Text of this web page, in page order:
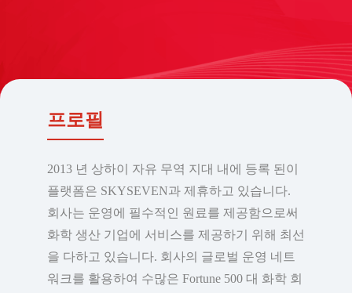
프로필
2013 년 상하이 자유 무역 지대 내에 등록 된이
플랫폼은 SKYSEVEN과 제휴하고 있습니다.
회사는 운영에 필수적인 원료를 제공함으로써
화학 생산 기업에 서비스를 제공하기 위해 최선
을 다하고 있습니다. 회사의 글로벌 운영 네트
워크를 활용하여 수많은 Fortune 500 대 화학 회